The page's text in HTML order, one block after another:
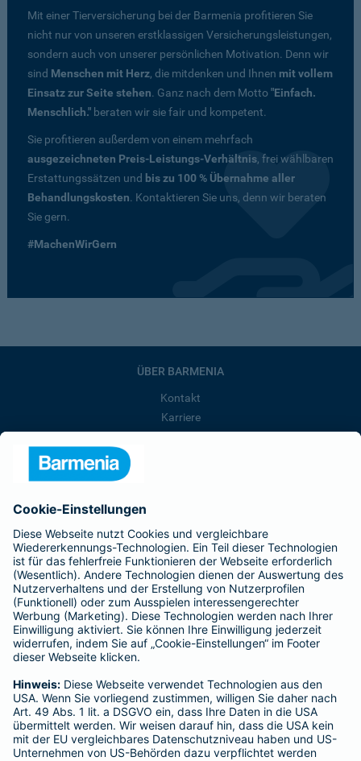
Mit einer Tierversicherung bei der Barmenia profitieren Sie
nicht nur von unseren erstklassigen Versicherungsleistungen,
sondern auch von unserer persönlichen Motivation. Denn wir
sind Menschen mit Herz, die mitdenken und Ihnen mit vollem
Einsatz zur Seite stehen. Ganz nach dem Motto"Einfach.
Menschlich." beraten wir sie fair und kompetent.
Sie profitieren außerdem von einem mehrfach
ausgezeichneten Preis-Leistungs-Verhältnis, frei wählbaren
Erstattungssätzen und bis zu 100 % Übernahme aller
Behandlungskosten. Kontaktieren Sie uns, denn wir beraten
Sie gern.
#MachenWirGern
ÜBER BARMENIA
Kontakt
Karriere
Barmenia ist Teil der BarmeniaGothaer
BELIEBTE SEITEN
Kranken-Zusatzversicherung
Tierversicherungen
Haftpflichtversicherung
Hausratversicherung
Adresse ändern
Schaden melden
Kilometerstandsmeldung
Serviceübersicht